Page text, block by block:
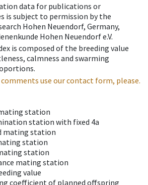
data for publications or
is subject to permission by the
Hohen Neuendorf, Germany,
Hohen Neuendorf e.V.
is composed of the breeding value
calmness and swarming
use our contact form, please.
station
station with fixed 4a
mating station
station
station
mating station
value
coefficient of planned offspring